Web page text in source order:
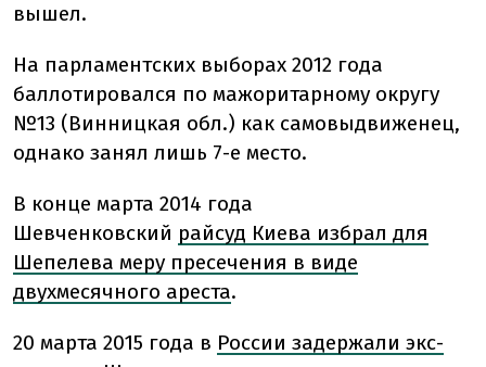
вышел.
На парламентских выборах 2012 года
баллотировался по мажоритарному округу
№13 (Винницкая обл.) как самовыдвиженец,
однако занял лишь 7-е место.
В конце марта 2014 года
Шевченковский райсуд Киева избрал для
Шепелева меру пресечения в виде
двухмесячного ареста.
20 марта 2015 года в России задержали экс-